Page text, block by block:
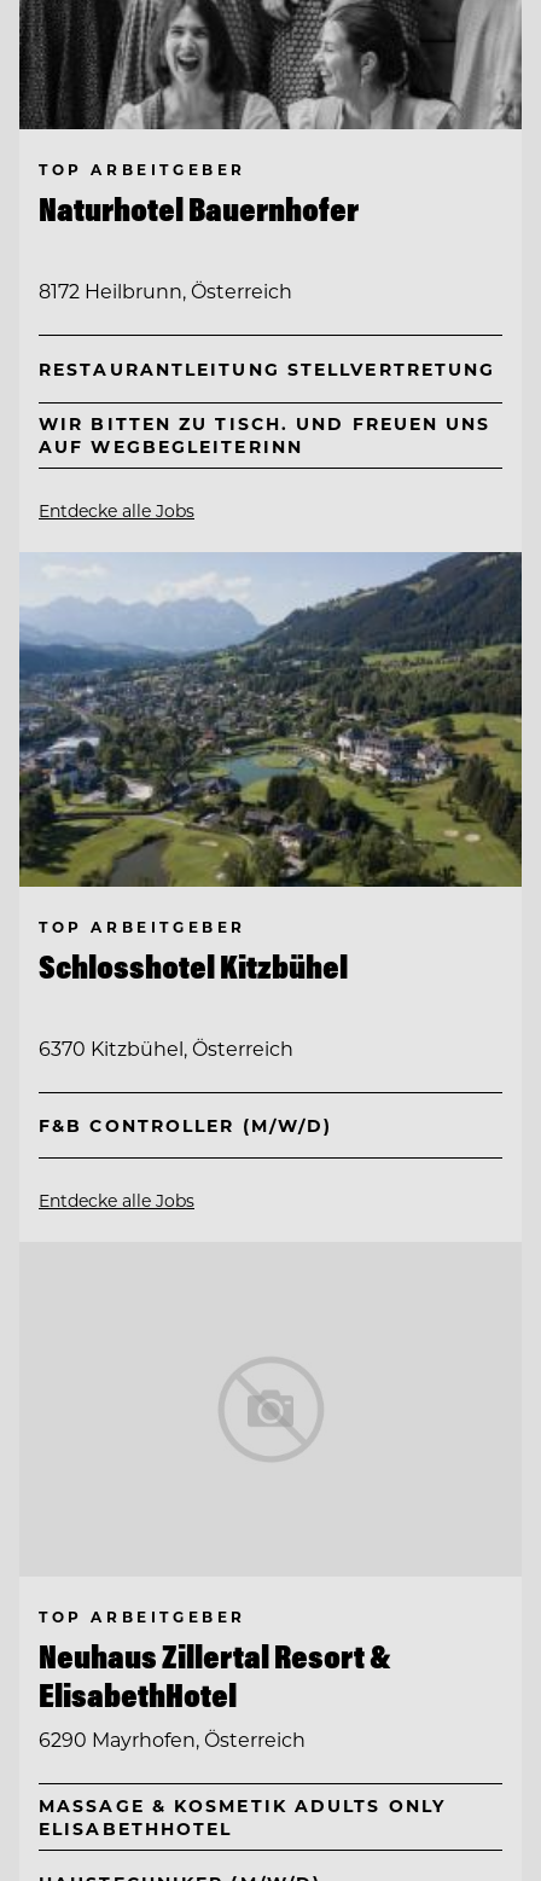
TOP ARBEITGEBER
Naturhotel Bauernhofer
8172 Heilbrunn, Österreich
RESTAURANTLEITUNG STELLVERTRETUNG
WIR BITTEN ZU TISCH. UND FREUEN UNS
AUF WEGBEGLEITERINN
Entdecke alle Jobs
TOP ARBEITGEBER
Schlosshotel Kitzbühel
6370 Kitzbühel, Österreich
F&B CONTROLLER (M/W/D)
Entdecke alle Jobs
TOP ARBEITGEBER
Neuhaus Zillertal Resort &
ElisabethHotel
6290 Mayrhofen, Österreich
MASSAGE & KOSMETIK ADULTS ONLY
ELISABETHHOTEL